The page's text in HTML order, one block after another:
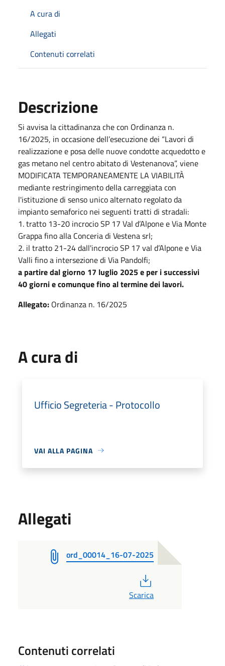
A cura di
Allegati
Contenuti correlati
Descrizione
Si avvisa la cittadinanza che con Ordinanza n.
16/2025, in occasione dell’esecuzione dei “Lavori di
realizzazione e posa delle nuove condotte acquedotto e
gas metano nel centro abitato di Vestenanova”, viene
MODIFICATA TEMPORANEAMENTE LA VIABILITÀ
mediante restringimento della carreggiata con
l'istituzione di senso unico alternato regolato da
impianto semaforico nei seguenti tratti di stradali:
1. tratto 13-20 incrocio SP 17 Val d’Alpone e Via Monte
Grappa fino alla Conceria di Vestena srl;
2. il tratto 21-24 dall'incrocio SP 17 val d’Alpone e Via
Valli fino a intersezione di Via Pandolfi;
a partire dal giorno 17 luglio 2025 e per i successivi
40 giorni e comunque fino al termine dei lavori.
Allegato: Ordinanza n. 16/2025
A cura di
Ufficio Segreteria - Protocollo
VAI ALLA PAGINA
Allegati
ord_00014_16-07-2025
Scarica
Contenuti correlati